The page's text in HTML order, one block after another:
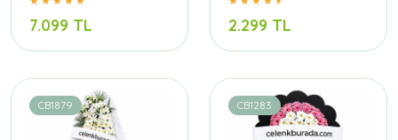
7.099 TL 2.299 TL
CB1879 CB1283